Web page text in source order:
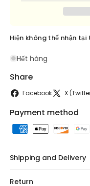
350ml
Hiện không thể nhận tại
Hết hàng
Share
Facebook X
Payment method
Shipping and Delivery
Return